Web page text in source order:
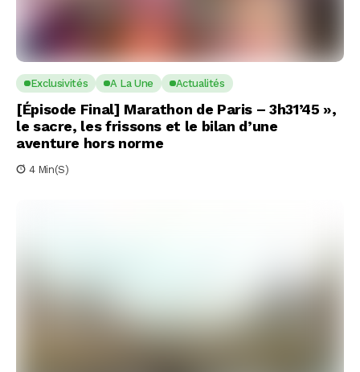
Exclusivités A La Une Actualités
[Épisode Final] Marathon de Paris – 3h31’45 »,
le sacre, les frissons et le bilan d’une
aventure hors norme
4 Min(s)